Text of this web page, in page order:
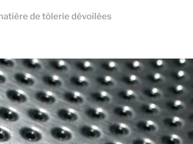
de tôlerie dévoilées